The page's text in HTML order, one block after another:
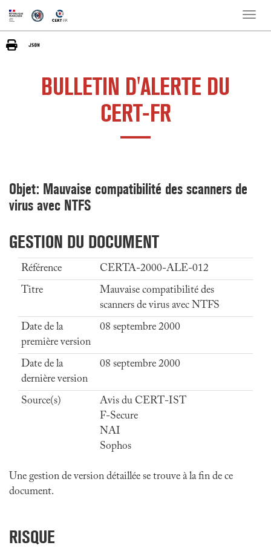
Toggle
BULLETIN D'ALERTE DU
CERT-FR
Objet: Mauvaise compatibilité des scanners de
virus avec NTFS
GESTION DU DOCUMENT
Référence
CERTA-2000-ALE-012
Titre
Mauvaise compatibilité des
scanners de virus avec NTFS
Date de la
première version
08 septembre 2000
Date de la
dernière version
08 septembre 2000
Source(s)
Avis du CERT-IST
F-Secure
NAI
Sophos
Une gestion de version détaillée se trouve à la fin de ce
document.
RISQUE